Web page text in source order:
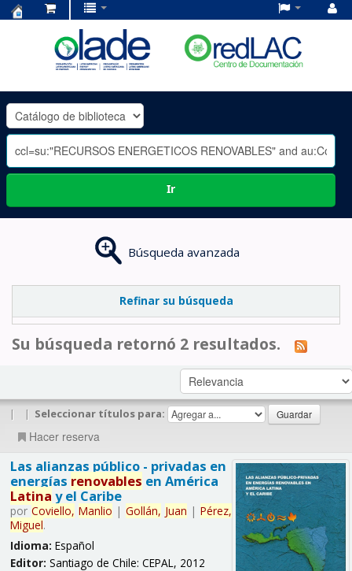
OLADE
-
Ir
Búsqueda avanzada
Refinar su búsqueda
Su búsqueda retornó 2 resultados.
| | Seleccionar títulos para:
Hacer reserva
Las alianzas público - privadas en
energías renovables en América
Latina y el Caribe
por Coviello, Manlio | Gollán, Juan | Pérez,
Miguel.
Idioma: Español
Editor: Santiago de Chile: CEPAL, 2012